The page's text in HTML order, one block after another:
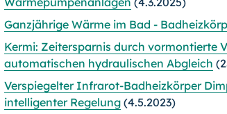
Ganzjährige Wärme im Bad -
Kermi: Zeitersparnis durch vormontierte
automatischen hydraulischen Abgleich
Verspiegelter Infrarot-Badheizkörper
intelligenter Regelung (4.5.2023)